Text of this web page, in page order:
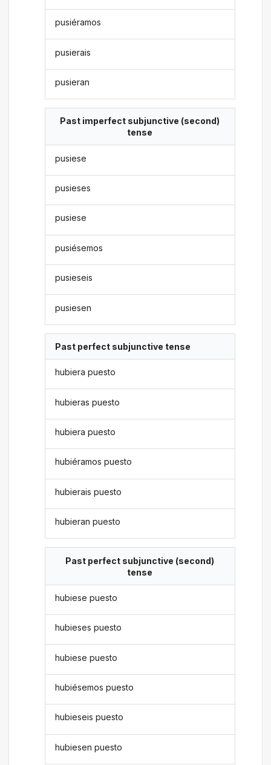
pusiéramos
pusierais
pusieran
Past imperfect subjunctive (second)
tense
pusiese
pusieses
pusiese
pusiésemos
pusieseis
pusiesen
Past perfect subjunctive tense
hubiera puesto
hubieras puesto
hubiera puesto
hubiéramos puesto
hubierais puesto
hubieran puesto
Past perfect subjunctive (second)
tense
hubiese puesto
hubieses puesto
hubiese puesto
hubiésemos puesto
hubieseis puesto
hubiesen puesto